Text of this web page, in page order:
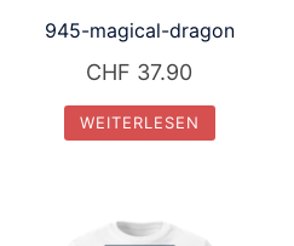
945-magical-dragon
CHF 37.90
WEITERLESEN